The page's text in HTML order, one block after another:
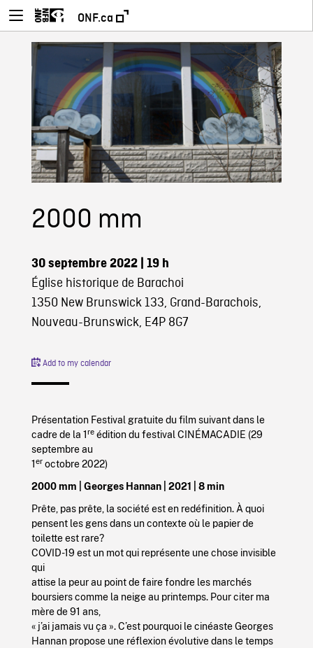
ONF.ca
2000 mm
30 septembre 2022| 19 h
Église historique de Barachoi
1350 New Brunswick 133, Grand-Barachois,
Nouveau-Brunswick, E4P 8G7
Add to my calendar
Présentation Festival gratuitedu film suivantdans le
cadre de la 1re éditiondu festival CINÉMACADIE (29
septembre au
1er octobre 2022)
2000 mm
| Georges Hannan | 2021 | 8 min
Prête, pas prête, la société est en redéfinition. À quoi
pensent les gens dans un contexte où le papier de
toilette est rare?
COVID-19 est un mot qui représente une chose invisible
qui
attise la peur au point de faire fondre les marchés
boursiers comme la neige au printemps. Pour citer ma
mère de 91 ans,
« j’ai jamais vu ça ». C’est pourquoi le cinéaste Georges
Hannan propose une réflexion évolutive dans le temps